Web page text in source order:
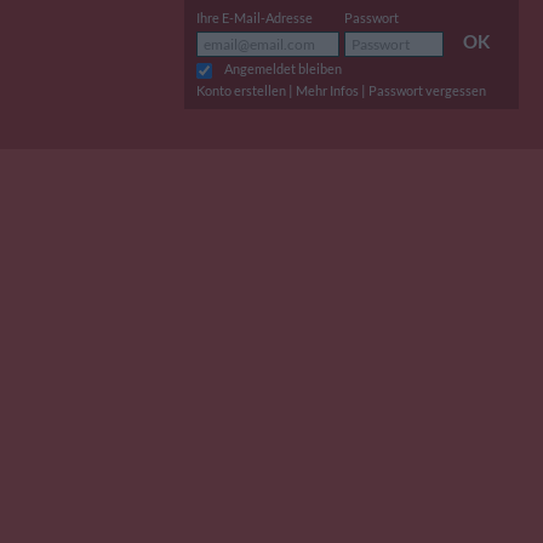
Ihre E-Mail-Adresse Passwort
OK
Angemeldet bleiben
Konto erstellen | Mehr Infos | Passwort vergessen